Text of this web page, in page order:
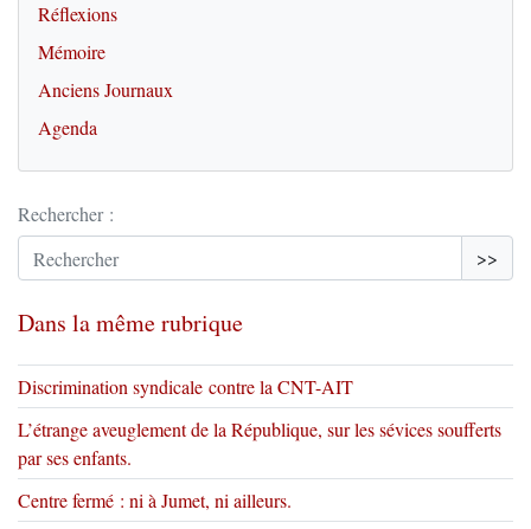
Réflexions
Mémoire
Anciens Journaux
Agenda
Rechercher :
>>
Dans la même rubrique
Discrimination syndicale contre la CNT-AIT
L’étrange aveuglement de la République, sur les sévices soufferts
par ses enfants.
Centre fermé : ni à Jumet, ni ailleurs.